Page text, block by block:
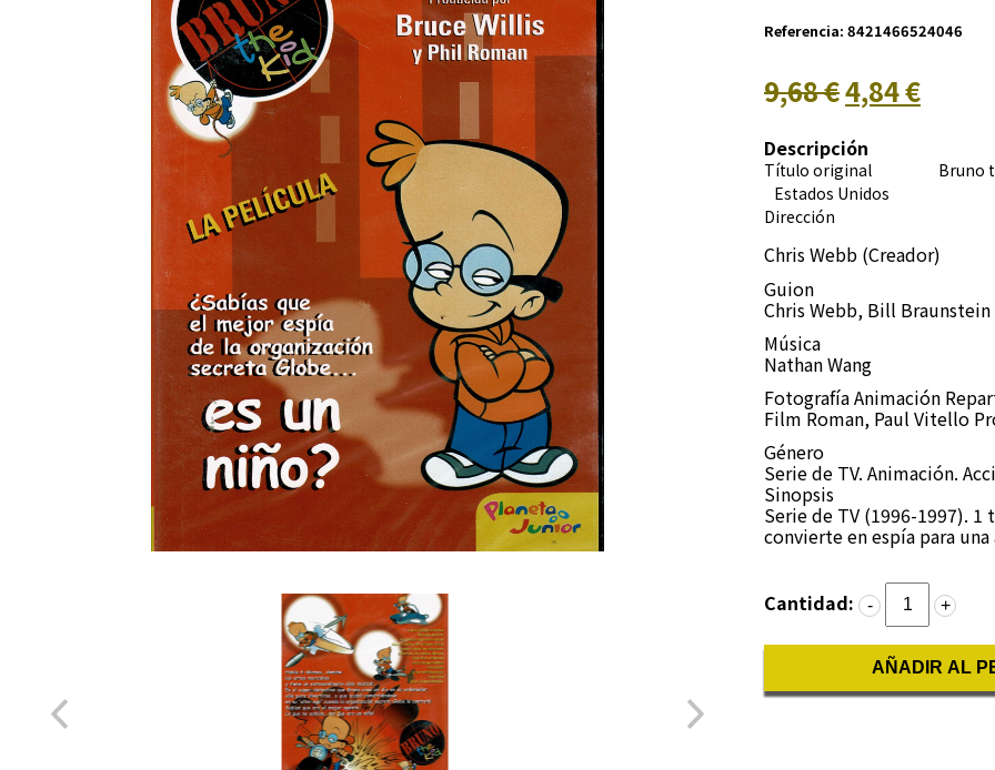
Referencia: 8421466524046
9,68 €4,84 €
Descripción
Título original Bruno
Estados Unidos
Dirección
Chris Webb (Creador)
Guion
Chris Webb, Bill Braunstein
Música
Nathan Wang
Fotografía Animación
Film Roman, Paul Vitello
Género
Serie de TV. Animación.
Sinopsis
Serie de TV (1996-1997).
convierte en espía para
Cantidad: - +
AÑADIR AL